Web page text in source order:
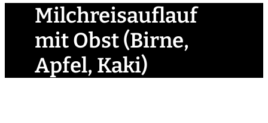
Milchreisauflauf
mit Obst (Birne,
Apfel, Kaki)